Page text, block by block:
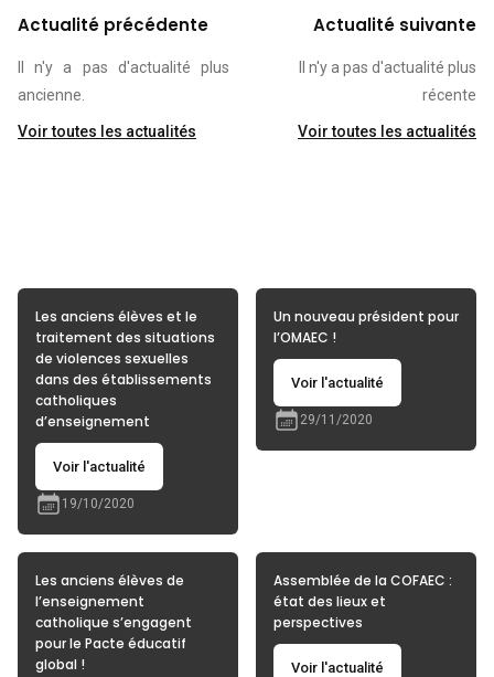
Actualité précédente
Il n'y a pas d'actualité plus
ancienne.
Voir toutes les actualités
Actualité suivante
Il n'y a pas d'actualité plus
récente
Voir toutes les actualités
Les anciens élèves et le
traitement des situations
de violences sexuelles
dans des établissements
catholiques
d’enseignement
Voir l'actualité
19/10/2020
Un nouveau président pour
l’OMAEC !
Voir l'actualité
29/11/2020
Les anciens élèves de
l’enseignement
catholique s’engagent
pour le Pacte éducatif
global !
Assemblée de la COFAEC :
état des lieux et
perspectives
Voir l'actualité